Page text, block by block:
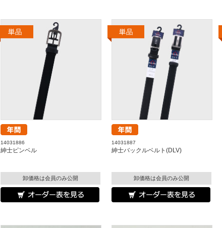
14031886
紳士ピンベル
卸価格は会員のみ公開
14031887
紳士バックルベルト(DLV)
卸価格は会員のみ公開